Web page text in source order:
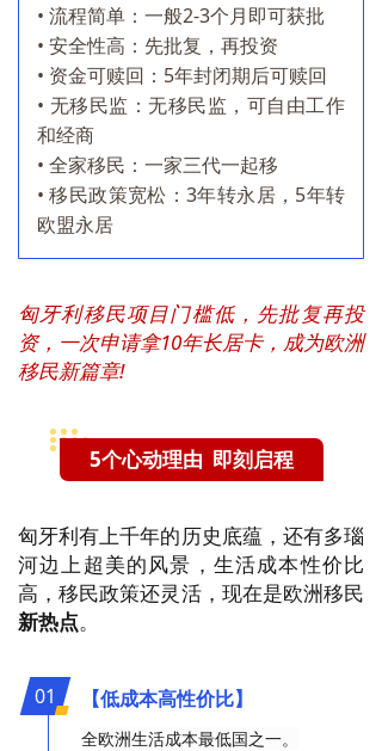
• 流程简单：一般2-3个月即可获批
• 安全性高：先批复，再投资
• 资金可赎回：5年封闭期后可赎回
• 无移民监：无移民监，可自由工作
和经商
• 全家移民：一家三代一起移
• 移民政策宽松：3年转永居，5年转
欧盟永居
匈牙利移民项目门槛低，先批复再投
资，一次申请拿10年长居卡， 成为欧洲
移民新篇章!
5个心动理由 即刻启程
匈牙利有上千年的历史底蕴，还有多瑙
河边上超美的风景，生活成本性价比
高，移民政策还灵活，现在是欧洲移民
新热点。
01 【低成本高性价比】
全欧洲生活成本最低国之一。